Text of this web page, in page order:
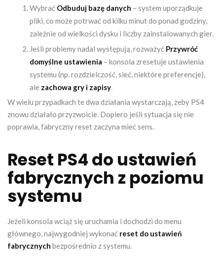
Wybrać Odbuduj bazę danych – system uporządkuje
pliki, co może potrwać od kilku minut do ponad godziny,
zależnie od wielkości dysku i liczby zainstalowanych gier.
Jeśli problemy nadal występują, rozważyć Przywróć
domyślne ustawienia – konsola zresetuje ustawienia
systemu (np. rozdzielczość, sieć, niektóre preferencje),
ale zachowa gry i zapisy
W wielu przypadkach te dwa działania wystarczają, żeby PS4
znowu działało przyzwoicie. Dopiero jeśli sytuacja się nie
poprawia, fabryczny reset zaczyna mieć sens.
Reset PS4 do ustawień
fabrycznych z poziomu
systemu
Jeżeli konsola wciąż się uruchamia i dochodzi do menu
głównego, najwygodniej wykonać reset do ustawień
fabrycznych bezpośrednio z systemu.